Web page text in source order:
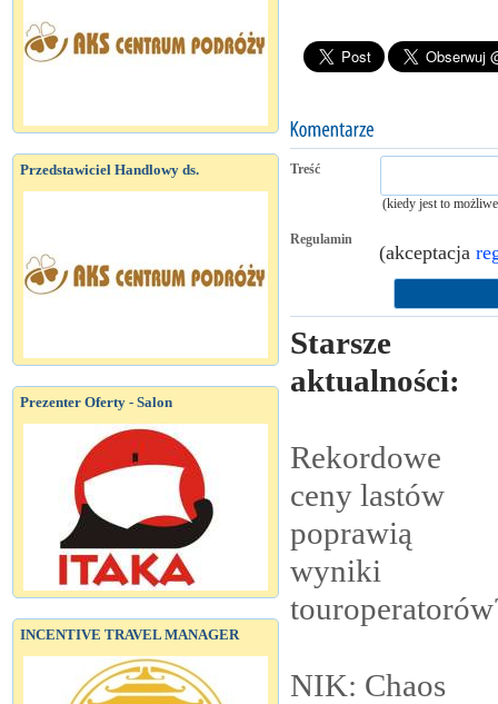
Przedstawiciel Handlowy ds.
Prezenter Oferty - Salon
INCENTIVE TRAVEL MANAGER
Treść
(kiedy jest to
Regulamin
(akceptacja
Starsze
aktualności:
Rekordowe
ceny lastów
poprawią
wyniki
NIK: Chaos